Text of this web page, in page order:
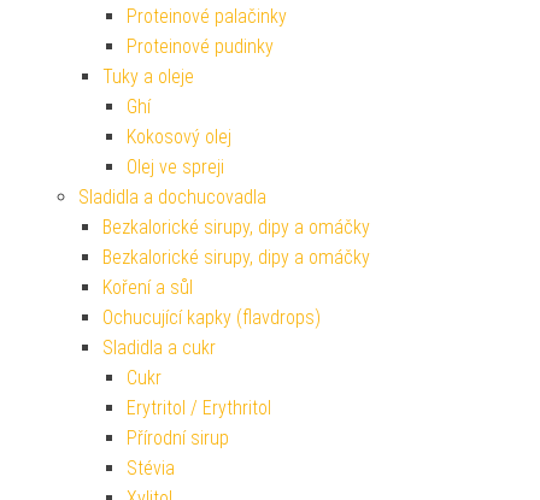
Proteinové palačinky
Proteinové pudinky
Tuky a oleje
Ghí
Kokosový olej
Olej ve spreji
Sladidla a dochucovadla
Bezkalorické sirupy, dipy a omáčky
Bezkalorické sirupy, dipy a omáčky
Koření a sůl
Ochucující kapky (flavdrops)
Sladidla a cukr
Cukr
Erytritol / Erythritol
Přírodní sirup
Stévia